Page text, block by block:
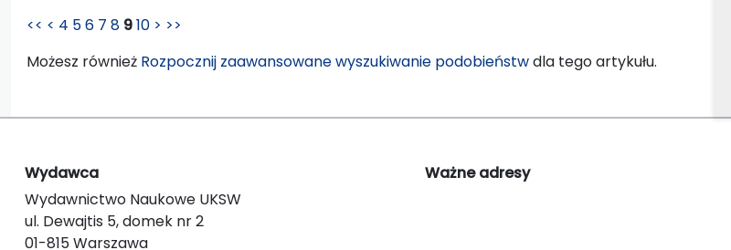
<< < 4 56 7 8 910 > >>
Możesz również Rozpocznij zaawansowane wyszukiwanie podobieństwdla tego artykułu.
Wydawca
Wydawnictwo Naukowe UKSW
ul. Dewajtis 5, domek nr 2
01-815 Warszawa
Ważne adresy